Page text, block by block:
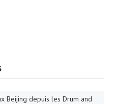
Beijing depuis les Drum and